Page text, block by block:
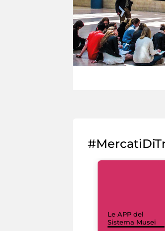
Le APP del
Sistema Musei